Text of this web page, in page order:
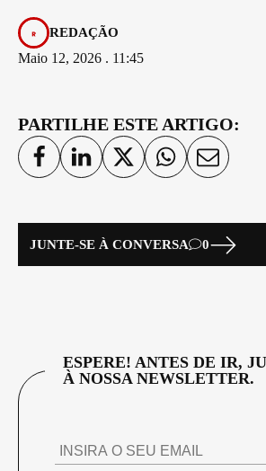
REDAÇÃO
Maio 12, 2026 . 11:45
PARTILHE ESTE ARTIGO:
JUNTE-SE À CONVERSA 0
ESPERE! ANTES DE IR,
À NOSSA NEWSLETTER.